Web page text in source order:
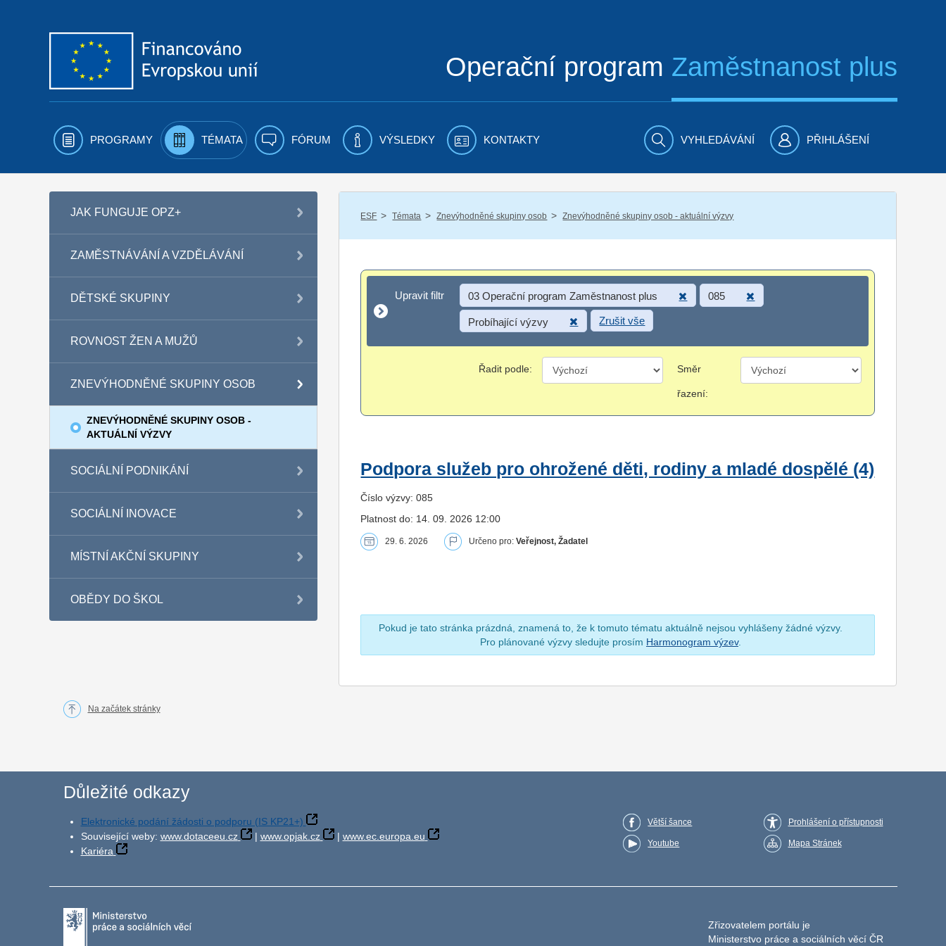
Operační program Zaměstnanost plus
PROGRAMY TÉMATA FÓRUM VÝSLEDKY KONTAKTY VYHLEDÁVÁNÍ PŘIHLÁŠENÍ
JAK FUNGUJE OPZ+
ZAMĚSTNÁVÁNÍ A VZDĚLÁVÁNÍ
DĚTSKÉ SKUPINY
ROVNOST ŽEN A MUŽŮ
ZNEVÝHODNĚNÉ SKUPINY OSOB
ZNEVÝHODNĚNÉ SKUPINY OSOB -
AKTUÁLNÍ VÝZVY
SOCIÁLNÍ PODNIKÁNÍ
SOCIÁLNÍ INOVACE
MÍSTNÍ AKČNÍ SKUPINY
OBĚDY DO ŠKOL
ESF / Témata / Znevýhodněné skupiny osob / Znevýhodněné skupiny osob - aktuální výzvy
Upravit filtr
Upravit filtr 03 Operační program Zaměstnanost plus 085
Probíhající výzvy Zrušit vše
Řadit podle: Směr
řazení:
Podpora služeb pro ohrožené děti, rodiny a mladé dospělé (4)
Číslo výzvy: 085
Platnost do: 14. 09. 2026 12:00
29. 6. 2026 Určeno pro:Veřejnost, Žadatel
Pokud je tato stránka prázdná, znamená to, že k tomuto tématu aktuálně nejsou vyhlášeny žádné výzvy.
Pro plánované výzvy sledujte prosím Harmonogram výzev.
Na začátek stránky
Důležité odkazy
Elektronické podání žádosti o podporu (IS KP21+)
Související weby: www.dotaceeu.cz | www.opjak.cz | www.ec.europa.eu
Kariéra
Větší šance
Youtube
Prohlášení o přístupnosti
Mapa Stránek
Zřizovatelem portálu je
Ministerstvo práce a sociálních věcí ČR